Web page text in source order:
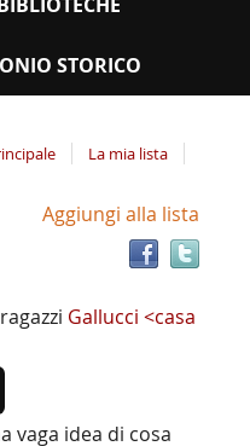
STORICO
La mia lista
Aggiungi alla lista
Gallucci <casa
vaga idea di cosa